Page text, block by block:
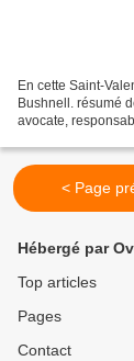
En cette Saint-
Bushnell. résumé
avocate,
< Page
Hébergé par
Top articles
Pages
Contact